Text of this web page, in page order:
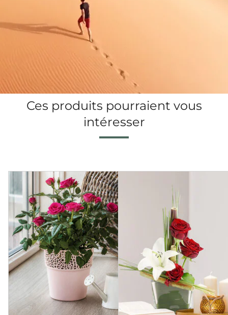
Ces produits pourraient vous
intéresser